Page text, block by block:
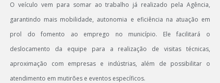
O veículo vem para somar ao trabalho já realizado pela Agência,
garantindo mais mobilidade, autonomia e eficiência na atuação em
prol do fomento ao emprego no município. Ele facilitará o
deslocamento da equipe para a realização de visitas técnicas,
aproximação com empresas e indústrias, além de possibilitar o
atendimento em mutirões e eventos específicos.